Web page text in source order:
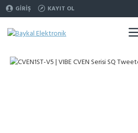
GIRIŞ KAYIT OL